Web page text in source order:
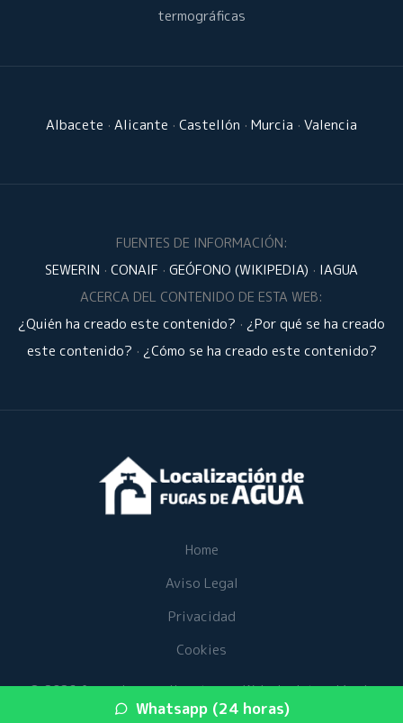
Whatsapp (24 horas)
termográficas
Albacete · Alicante · Castellón · Murcia · Valencia
FUENTES DE INFORMACIÓN:
SEWERIN · CONAIF · GEÓFONO (WIKIPEDIA) · IAGUA
ACERCA DEL CONTENIDO DE ESTA WEB:
¿Quién ha creado este contenido? · ¿Por qué se ha creado
este contenido? · ¿Cómo se ha creado este contenido?
Home
Aviso Legal
Privacidad
Cookies
© 2026 fugasdeaguaalicante.es · Web de detección de
fugas de agua en su provincia ·Mapa del sitio